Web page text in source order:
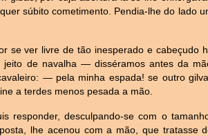
súbito cometimento. Pendia-lhe do lado
se ver livre de tão inesperado e cabeçudo
jeito de navalha — disséramos antes da
— pela minha espada! se outro
a terdes menos pesada a mão.
responder, desculpando-se com o
lhe acenou com a mão, que tratasse